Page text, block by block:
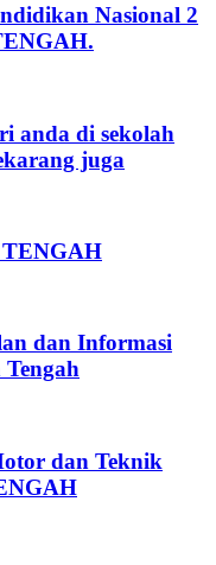
Nasional 2
anda di sekolah
juga
dan Informasi
dan Teknik